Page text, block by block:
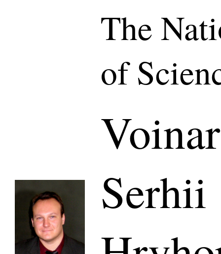
The
of
Serhii